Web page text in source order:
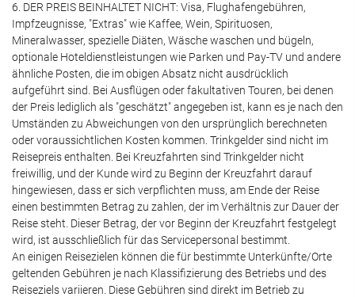
6. DER PREIS BEINHALTET NICHT: Visa, Flughafengebühren,
Impfzeugnisse, "Extras" wie Kaffee, Wein, Spirituosen,
Mineralwasser, spezielle Diäten, Wäsche waschen und bügeln,
optionale Hoteldienstleistungen wie Parken und Pay-TV und andere
ähnliche Posten, die im obigen Absatz nicht ausdrücklich
aufgeführt sind. Bei Ausflügen oder fakultativen Touren, bei denen
der Preis lediglich als "geschätzt" angegeben ist, kann es je nach den
Umständen zu Abweichungen von den ursprünglich berechneten
oder voraussichtlichen Kosten kommen. Trinkgelder sind nicht im
Reisepreis enthalten. Bei Kreuzfahrten sind Trinkgelder nicht
freiwillig, und der Kunde wird zu Beginn der Kreuzfahrt darauf
hingewiesen, dass er sich verpflichten muss, am Ende der Reise
einen bestimmten Betrag zu zahlen, der im Verhältnis zur Dauer der
Reise steht. Dieser Betrag, der vor Beginn der Kreuzfahrt festgelegt
wird, ist ausschließlich für das Servicepersonal bestimmt.
An einigen Reisezielen können die für bestimmte Unterkünfte/Orte
geltenden Gebühren je nach Klassifizierung des Betriebs und des
Reiseziels variieren. Diese Gebühren sind direkt im Betrieb zu